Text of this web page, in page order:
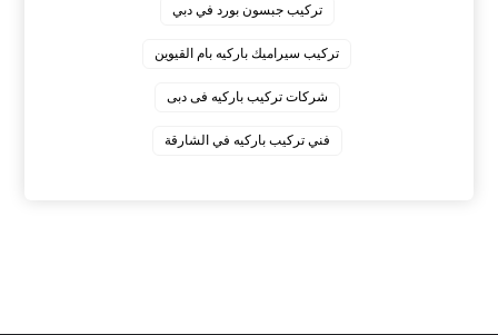
‏تركيب جبسون بورد في دبي
‏تركيب سيراميك باركيه بام القيوين
‏شركات تركيب باركيه فى دبى
‏فني تركيب باركيه في الشارقة